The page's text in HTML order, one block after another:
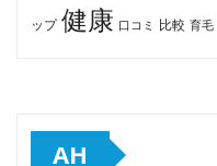
ップ 健康 口コミ 比較 育毛
AH